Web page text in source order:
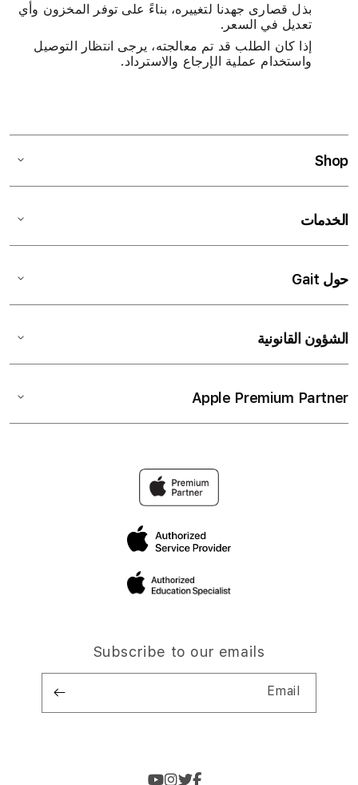
بذل قصارى جهدنا لتغييره، بناءً على توفر المخزون وأي
تعديل في السعر.
إذا كان الطلب قد تم معالجته، يرجى انتظار التوصيل
واستخدام عملية الإرجاع والاسترداد.
Shop
الخدمات
حول Gait
الشؤون القانونية
Apple Premium Partner
Subscribe to our emails
Email